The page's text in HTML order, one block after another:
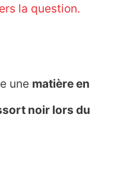
la question.
une matière en
noir lors du